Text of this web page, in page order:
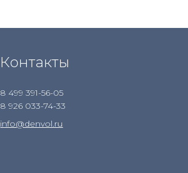
Контакты
8 499 391-56-05
8 926 033-74-33
info@denvol.ru